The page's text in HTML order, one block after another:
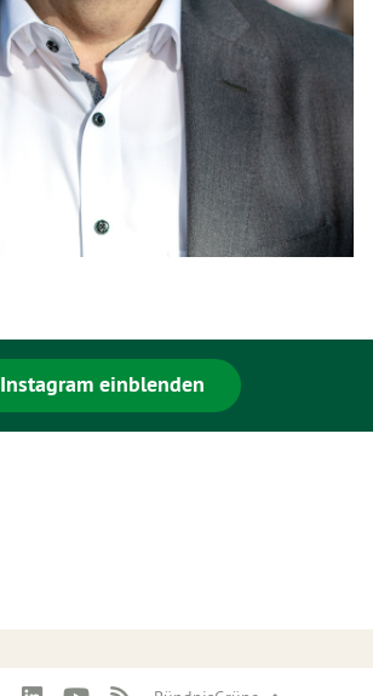
Instagram einblenden